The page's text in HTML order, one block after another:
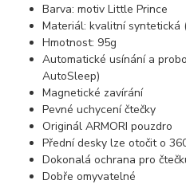
Barva: motiv Little Prince
Materiál: kvalitní syntetická
Hmotnost: 95g
Automatické usínání a
AutoSleep)
Magnetické zavírání
Pevné uchycení čtečky
Originál ARMORI pouzdro
Přední desky lze otočit o
Dokonalá ochrana pro
Dobře omyvatelné